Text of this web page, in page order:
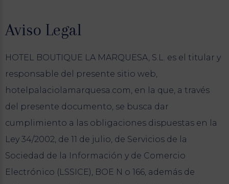
Aviso Legal
HOTEL BOUTIQUE LA MARQUESA, S.L. es el titular y
responsable del presente sitio web,
hotelpalaciolamarquesa.com, en la que, a través
del presente documento, se busca dar
cumplimiento a las obligaciones dispuestas en la
Ley 34/2002, de 11 de julio, de Servicios de la
Sociedad de la Información y de Comercio
Electrónico (LSSICE), BOE N o 166, además de